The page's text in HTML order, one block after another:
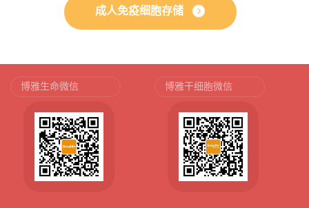
成人免疫细胞存储
博雅生命微信 博雅干细胞微信